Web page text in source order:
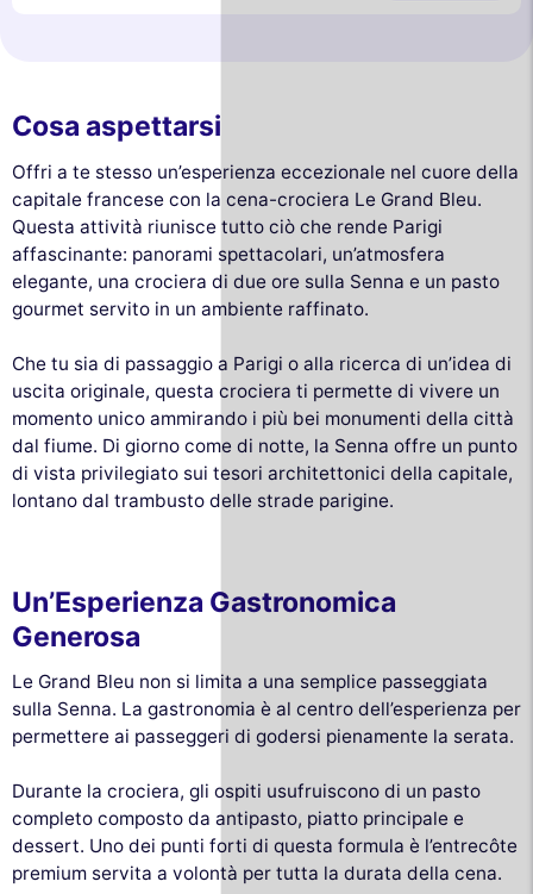
Cosa aspettarsi
Offri a te stesso un’esperienza eccezionale nel cuore della
capitale francese con la cena-crociera Le Grand Bleu.
Questa attività riunisce tutto ciò che rende Parigi
affascinante: panorami spettacolari, un’atmosfera
elegante, una crociera di due ore sulla Senna e un pasto
gourmet servito in un ambiente raffinato.
Che tu sia di passaggio a Parigi o alla ricerca di un’idea di
uscita originale, questa crociera ti permette di vivere un
momento unico ammirando i più bei monumenti della città
dal fiume. Di giorno come di notte, la Senna offre un punto
di vista privilegiato sui tesori architettonici della capitale,
lontano dal trambusto delle strade parigine.
Un’Esperienza Gastronomica
Generosa
Le Grand Bleu non si limita a una semplice passeggiata
sulla Senna. La gastronomia è al centro dell’esperienza per
permettere ai passeggeri di godersi pienamente la serata.
Durante la crociera, gli ospiti usufruiscono di un pasto
completo composto da antipasto, piatto principale e
dessert. Uno dei punti forti di questa formula è l’entrecôte
premium servita a volontà per tutta la durata della cena.